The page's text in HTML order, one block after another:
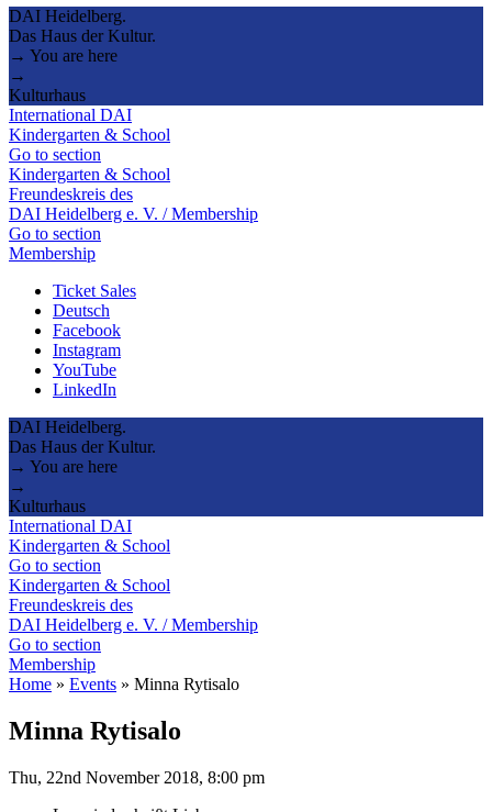
DAI Heidelberg.
Das Haus der Kultur.
→ You are here
→
Kulturhaus
International DAI
Kindergarten & School
Go to section
Kindergarten & School
Freundeskreis des
DAI Heidelberg e. V. / Membership
Go to section
Membership
Ticket Sales
Deutsch
Facebook
Instagram
YouTube
LinkedIn
DAI Heidelberg.
Das Haus der Kultur.
→ You are here
→
Kulturhaus
International DAI
Kindergarten & School
Go to section
Kindergarten & School
Freundeskreis des
DAI Heidelberg e. V. / Membership
Go to section
Membership
Home » Events » Minna Rytisalo
Minna Rytisalo
Thu, 22nd November 2018, 8:00 pm